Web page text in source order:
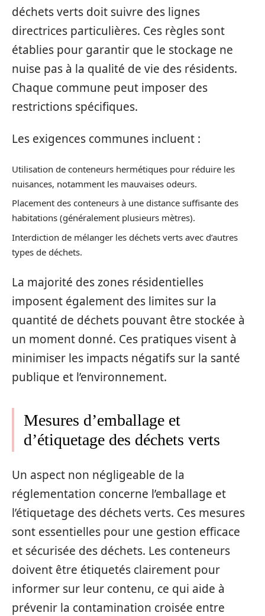
déchets verts doit suivre des lignes
directrices particulières. Ces règles sont
établies pour garantir que le stockage ne
nuise pas à la qualité de vie des résidents.
Chaque commune peut imposer des
restrictions spécifiques.
Les exigences communes incluent :
Utilisation de conteneurs hermétiques pour réduire les
nuisances, notamment les mauvaises odeurs.
Placement des conteneurs à une distance suffisante des
habitations (généralement plusieurs mètres).
Interdiction de mélanger les déchets verts avec d’autres
types de déchets.
La majorité des zones résidentielles
imposent également des limites sur la
quantité de déchets pouvant être stockée à
un moment donné. Ces pratiques visent à
minimiser les impacts négatifs sur la santé
publique et l’environnement.
Mesures d’emballage et
d’étiquetage des déchets verts
Un aspect non négligeable de la
réglementation concerne l’emballage et
l’étiquetage des déchets verts. Ces mesures
sont essentielles pour une gestion efficace
et sécurisée des déchets. Les conteneurs
doivent être étiquetés clairement pour
informer sur leur contenu, ce qui aide à
prévenir la contamination croisée entre